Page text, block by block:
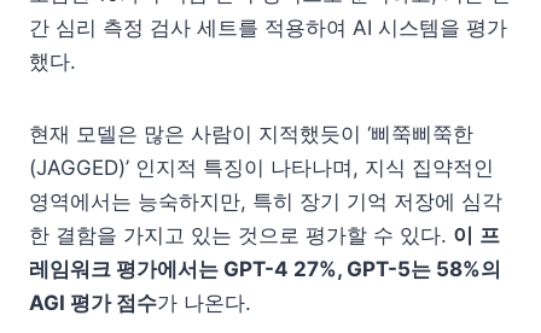
간 심리 측정 검사 세트를 적용하여 AI 시스템을 평가
했다.
현재 모델은 많은 사람이 지적했듯이 ‘삐쭉삐쭉한
(JAGGED)’ 인지적 특징이 나타나며, 지식 집약적인
영역에서는 능숙하지만, 특히 장기 기억 저장에 심각
한 결함을 가지고 있는 것으로 평가할 수 있다. 이
프
레임워크 평가에서는 GPT-4 27%, GPT-5는 58%의
AGI 평가 점수가 나온다.